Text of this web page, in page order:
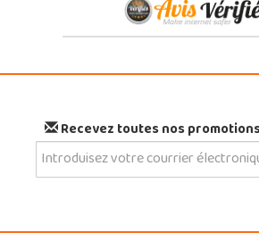
Recevez toutes nos